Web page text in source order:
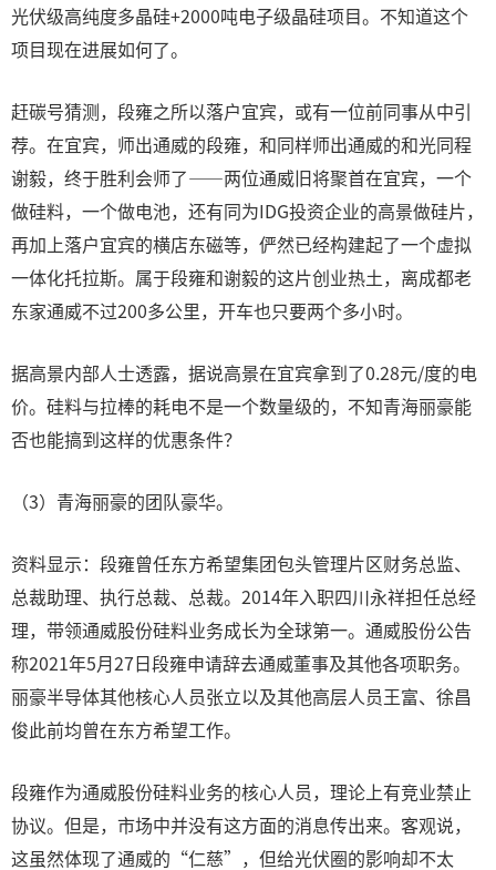
光伏级高纯度多晶硅+2000吨电子级晶硅项目。不知道这个
项目现在进展如何了。
赶碳号猜测，段雍之所以落户宜宾，或有一位前同事从中引
荐。在宜宾，师出通威的段雍，和同样师出通威的和光同程
谢毅，终于胜利会师了——两位通威旧将聚首在宜宾，一个
做硅料，一个做电池，还有同为IDG投资企业的高景做硅片，
再加上落户宜宾的横店东磁等，俨然已经构建起了一个虚拟
一体化托拉斯。属于段雍和谢毅的这片创业热土，离成都老
东家通威不过200多公里，开车也只要两个多小时。
据高景内部人士透露，据说高景在宜宾拿到了0.28元/度的电
价。硅料与拉棒的耗电不是一个数量级的，不知青海丽豪能
否也能搞到这样的优惠条件？
（3）青海丽豪的团队豪华。
资料显示：段雍曾任东方希望集团包头管理片区财务总监、
总裁助理、执行总裁、总裁。2014年入职四川永祥担任总经
理，带领通威股份硅料业务成长为全球第一。通威股份公告
称2021年5月27日段雍申请辞去通威董事及其他各项职务。
丽豪半导体其他核心人员张立以及其他高层人员王富、徐昌
俊此前均曾在东方希望工作。
段雍作为通威股份硅料业务的核心人员，理论上有竞业禁止
协议。但是，市场中并没有这方面的消息传出来。客观说，
这虽然体现了通威的“仁慈”，但给光伏圈的影响却不太